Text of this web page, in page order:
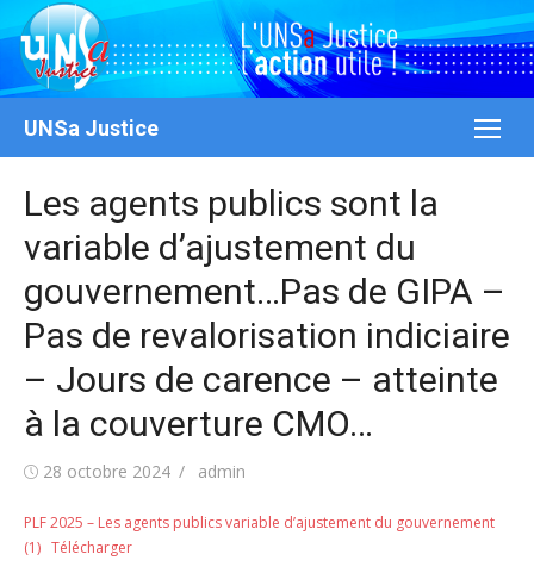
Aller
au
contenu
UNSa Justice
Les agents publics sont la
variable d’ajustement du
gouvernement…Pas de GIPA –
Pas de revalorisation indiciaire
– Jours de carence – atteinte
à la couverture CMO…
Publié28 octobre 2024 Auteur/autrice
admin
PLF 2025 – Les agents publics variable d’ajustement du gouvernement
(1) Télécharger